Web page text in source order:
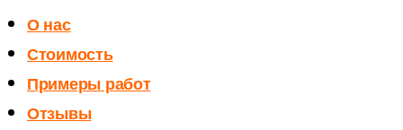
О нас
Стоимость
Примеры работ
Отзывы